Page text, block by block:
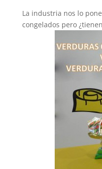
La industria nos lo
congelados pero